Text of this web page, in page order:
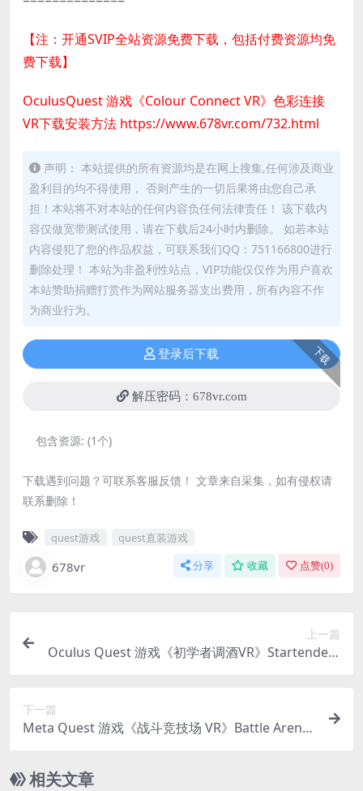
【注：开通SVIP全站资源免费下载，包括付费资源均免
费下载】
OculusQuest 游戏《Colour Connect VR》色彩连接
VR下载安装方法 https://www.678vr.com/732.html
声明： 本站提供的所有资源均是在网上搜集,任何涉及商业
盈利目的均不得使用， 否则产生的一切后果将由您自己承
担！本站将不对本站的任何内容负任何法律责任！ 该下载内
容仅做宽带测试使用，请在下载后24小时内删除。 如若本站
内容侵犯了您的作品权益，可联系我们QQ：751166800进行
删除处理！ 本站为非盈利性站点，VIP功能仅仅作为用户喜欢
本站赞助捐赠打赏作为网站服务器支出费用，所有内容不作
为商业行为。
下载
登录后下载
解压密码：678vr.com
包含资源: (1个)
下载遇到问题？可联系客服反馈！ 文章来自采集，如有侵权请
联系删除！
quest游戏 quest直装游戏
678vr 分享 收藏 点赞(0)
上一篇
Oculus Quest 游戏《初学者调酒VR》Startenders
下一篇
Meta Quest 游戏《战斗竞技场 VR》Battle Arena
相关文章